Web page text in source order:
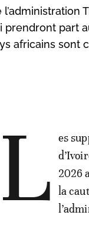
part
africains sont
L
es
2026
la